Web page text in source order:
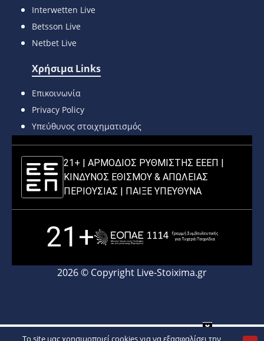
Interwetten Live
Betsson Live
Netbet Live
Χρήσιμα Links
Επικοινωνία
Privacy Policy
Υπεύθυνος στοιχηματισμός
21+ | ΑΡΜΟΔΙΟΣ ΡΥΘΜΙΣΤΗΣ ΕΕΕΠ |
ΚΙΝΔΥΝΟΣ ΕΘΙΣΜΟΥ & ΑΠΩΛΕΙΑΣ
ΠΕΡΙΟΥΣΙΑΣ |
ΠΑΙΞΕ ΥΠΕΥΘΥΝΑ
21+
2026 © Copyright Live-Stoixima.gr
To site μας χρησιμοποιεί cookies για να εξασφαλίσει την